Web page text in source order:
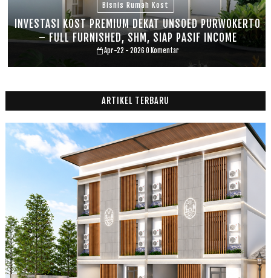
Bisnis Rumah Kost
INVESTASI KOST PREMIUM DEKAT UNSOED PURWOKERTO
– FULL FURNISHED, SHM, SIAP PASIF INCOME
Apr-22 - 2026 0 Komentar
ARTIKEL TERBARU